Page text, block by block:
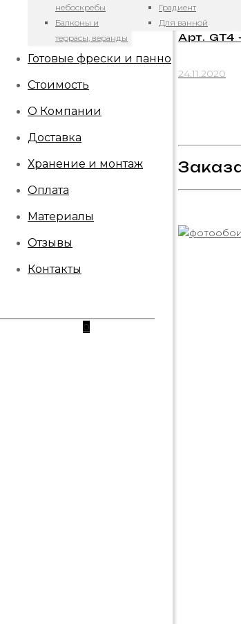
небоскребы
Балконы и
террасы, веранды
Градиент
Для ванной
Готовые фрески и панно
Стоимость
О Компании
Доставка
Хранение и монтаж
Оплата
Материалы
Отзывы
Контакты
0
Арт.
24.11.2020